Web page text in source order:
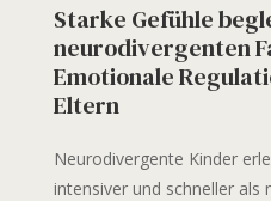
Starke Gefühle
neurodivergenten
Emotionale
Eltern
Neurodivergente Kinder
intensiver und schneller als